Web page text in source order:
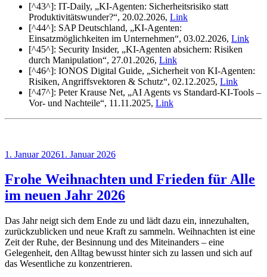
[^43^]: IT-Daily, „KI-Agenten: Sicherheitsrisiko statt
Produktivitätswunder?“, 20.02.2026, Link
[^44^]: SAP Deutschland, „KI-Agenten:
Einsatzmöglichkeiten im Unternehmen“, 03.02.2026, Link
[^45^]: Security Insider, „KI-Agenten absichern: Risiken
durch Manipulation“, 27.01.2026, Link
[^46^]: IONOS Digital Guide, „Sicherheit von KI-Agenten:
Risiken, Angriffsvektoren & Schutz“, 02.12.2025, Link
[^47^]: Peter Krause Net, „AI Agents vs Standard-KI-Tools –
Vor- und Nachteile“, 11.11.2025, Link
Veröffentlicht
1. Januar 20261. Januar 2026
Frohe Weihnachten und Frieden für Alle
im neuen Jahr 2026
Das Jahr neigt sich dem Ende zu und lädt dazu ein, innezuhalten,
zurückzublicken und neue Kraft zu sammeln. Weihnachten ist eine
Zeit der Ruhe, der Besinnung und des Miteinanders – eine
Gelegenheit, den Alltag bewusst hinter sich zu lassen und sich auf
das Wesentliche zu konzentrieren.